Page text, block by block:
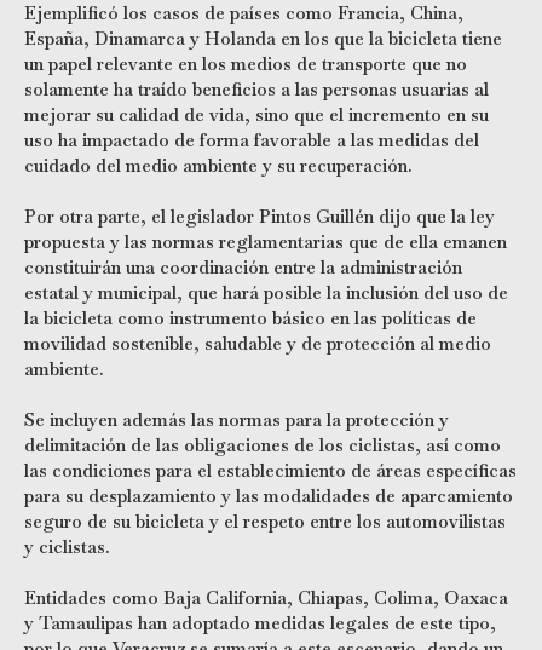
Ejemplificó los casos de países como Francia, China,
España, Dinamarca y Holanda en los que la bicicleta tiene
un papel relevante en los medios de transporte que no
solamente ha traído beneficios a las personas usuarias al
mejorar su calidad de vida, sino que el incremento en su
uso ha impactado de forma favorable a las medidas del
cuidado del medio ambiente y su recuperación.
Por otra parte, el legislador Pintos Guillén dijo que la ley
propuesta y las normas reglamentarias que de ella emanen
constituirán una coordinación entre la administración
estatal y municipal, que hará posible la inclusión del uso de
la bicicleta como instrumento básico en las políticas de
movilidad sostenible, saludable y de protección al medio
ambiente.
Se incluyen además las normas para la protección y
delimitación de las obligaciones de los ciclistas, así como
las condiciones para el establecimiento de áreas específicas
para su desplazamiento y las modalidades de aparcamiento
seguro de su bicicleta y el respeto entre los automovilistas
y ciclistas.
Entidades como Baja California, Chiapas, Colima, Oaxaca
y Tamaulipas han adoptado medidas legales de este tipo,